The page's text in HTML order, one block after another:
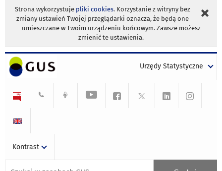
Strona wykorzystuje pliki cookies. Korzystanie z witryny bez
zmiany ustawień Twojej przeglądarki oznacza, że będą one
umieszczane w Twoim urządzeniu końcowym. Zawsze możesz
zmienić te ustawienia.
Urzędy Statystyczne
Kontrast